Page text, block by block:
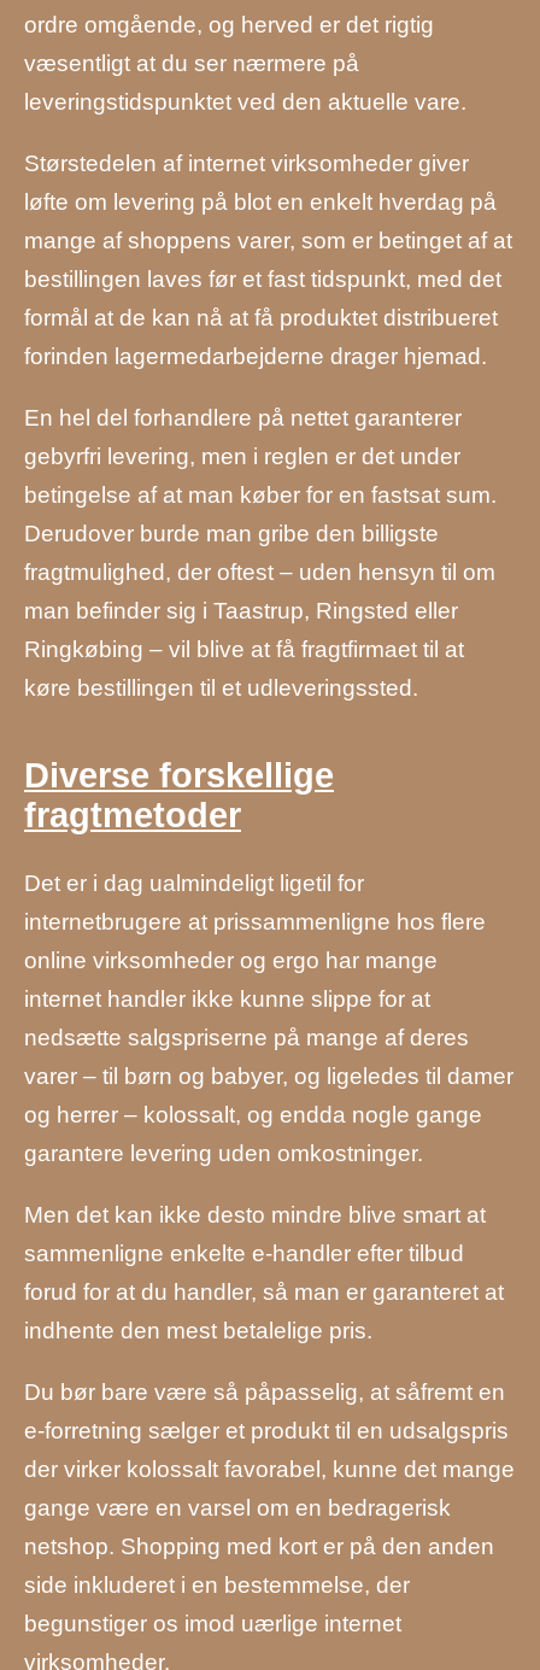
ordre omgående, og herved er det rigtig
væsentligt at du ser nærmere på
leveringstidspunktet ved den aktuelle vare.
Størstedelen af internet virksomheder giver
løfte om levering på blot en enkelt hverdag på
mange af shoppens varer, som er betinget af at
bestillingen laves før et fast tidspunkt, med det
formål at de kan nå at få produktet distribueret
forinden lagermedarbejderne drager hjemad.
En hel del forhandlere på nettet garanterer
gebyrfri levering, men i reglen er det under
betingelse af at man køber for en fastsat sum.
Derudover burde man gribe den billigste
fragtmulighed, der oftest – uden hensyn til om
man befinder sig i Taastrup, Ringsted eller
Ringkøbing – vil blive at få fragtfirmaet til at
køre bestillingen til et udleveringssted.
Diverse forskellige
fragtmetoder
Det er i dag ualmindeligt ligetil for
internetbrugere at prissammenligne hos flere
online virksomheder og ergo har mange
internet handler ikke kunne slippe for at
nedsætte salgspriserne på mange af deres
varer – til børn og babyer, og ligeledes til damer
og herrer – kolossalt, og endda nogle gange
garantere levering uden omkostninger.
Men det kan ikke desto mindre blive smart at
sammenligne enkelte e-handler efter tilbud
forud for at du handler, så man er garanteret at
indhente den mest betalelige pris.
Du bør bare være så påpasselig, at såfremt en
e-forretning sælger et produkt til en udsalgspris
der virker kolossalt favorabel, kunne det mange
gange være en varsel om en bedragerisk
netshop. Shopping med kort er på den anden
side inkluderet i en bestemmelse, der
begunstiger os imod uærlige internet
virksomheder.